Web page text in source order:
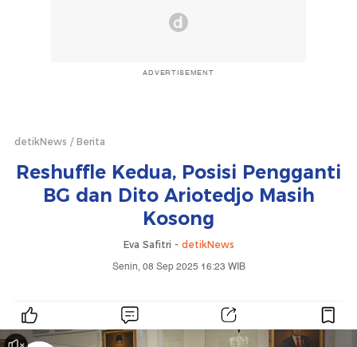
ADVERTISEMENT
detikNews Berita
Reshuffle Kedua, Posisi Pengganti
BG dan Dito Ariotedjo Masih
Kosong
Eva Safitri - detikNews
Senin, 08 Sep 2025 16:23 WIB